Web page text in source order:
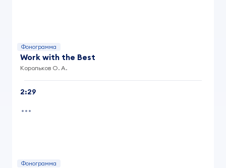
Фонограмма
Work with the Best
Корольков О. А.
2:29
Фонограмма